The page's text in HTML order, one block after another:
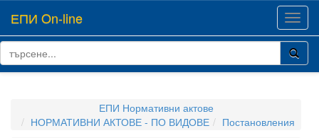
ЕПИ On-line
ЕПИ Нормативни актове
НОРМАТИВНИ АКТОВЕ - ПО ВИДОВЕ
Постановления